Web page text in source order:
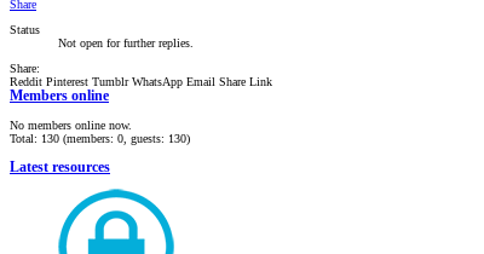
Share
Status
Not open for further replies.
Share:
Reddit Pinterest Tumblr WhatsApp Email Share Link
Members online
No members online now.
Total: 130 (members: 0, guests: 130)
Latest resources